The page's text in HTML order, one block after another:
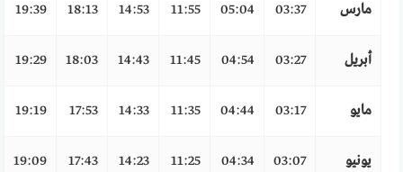
مارس 03:37
05:04
11:55
14:53
18:13
19:39
أبريل 03:27
04:54
11:45
14:43
18:03
19:29
مايو 03:17
04:44
11:35
14:33
17:53
19:19
يونيو 03:07
04:34
11:25
14:23
17:43
19:09